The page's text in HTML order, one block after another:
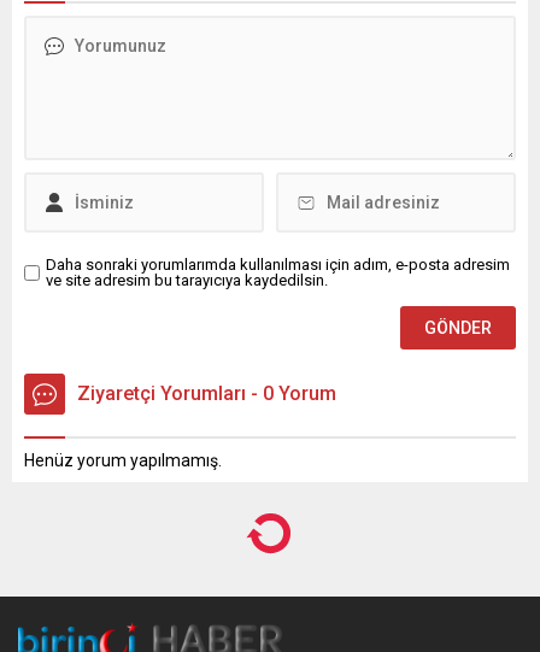
Daha sonraki yorumlarımda kullanılması için adım, e-posta adresim
ve site adresim bu tarayıcıya kaydedilsin.
Ziyaretçi Yorumları - 0 Yorum
Henüz yorum yapılmamış.